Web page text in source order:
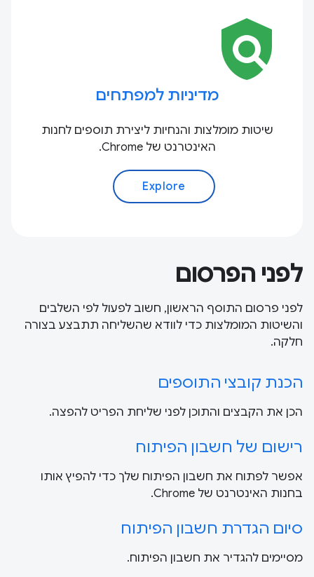
policy
מדיניות למפתחים
שיטות מומלצות והנחיות ליצירת תוספים לחנות
האינטרנט של Chrome.
Explore
לפני הפרסום
לפני פרסום התוסף הראשון, חשוב לפעול לפי השלבים
והשיטות המומלצות כדי לוודא שהשליחה תתבצע בצורה
חלקה.
הכנת קובצי התוספים
הכן את הקבצים והתוכן לפני שליחת הפריט להפצה.
רישום של חשבון הפיתוח
אפשר לפתוח את חשבון הפיתוח שלך כדי להפיץ אותו
בחנות האינטרנט של Chrome.
סיום הגדרת חשבון הפיתוח
מסיימים להגדיר את חשבון הפיתוח.